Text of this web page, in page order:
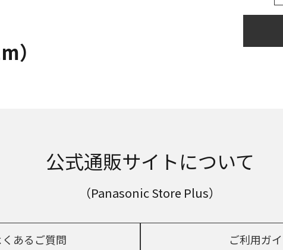
）
公式通販サイトについて
（Panasonic Store Plus）
くあるご質問 ご利用ガ